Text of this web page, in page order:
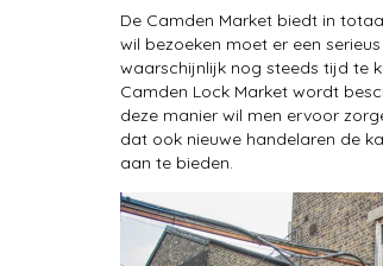
De Camden Market biedt in
wil bezoeken moet er een
waarschijnlijk nog steeds tijd te
Camden Lock Market wordt
deze manier wil men ervoor
dat ook nieuwe handelaren de
aan te bieden.